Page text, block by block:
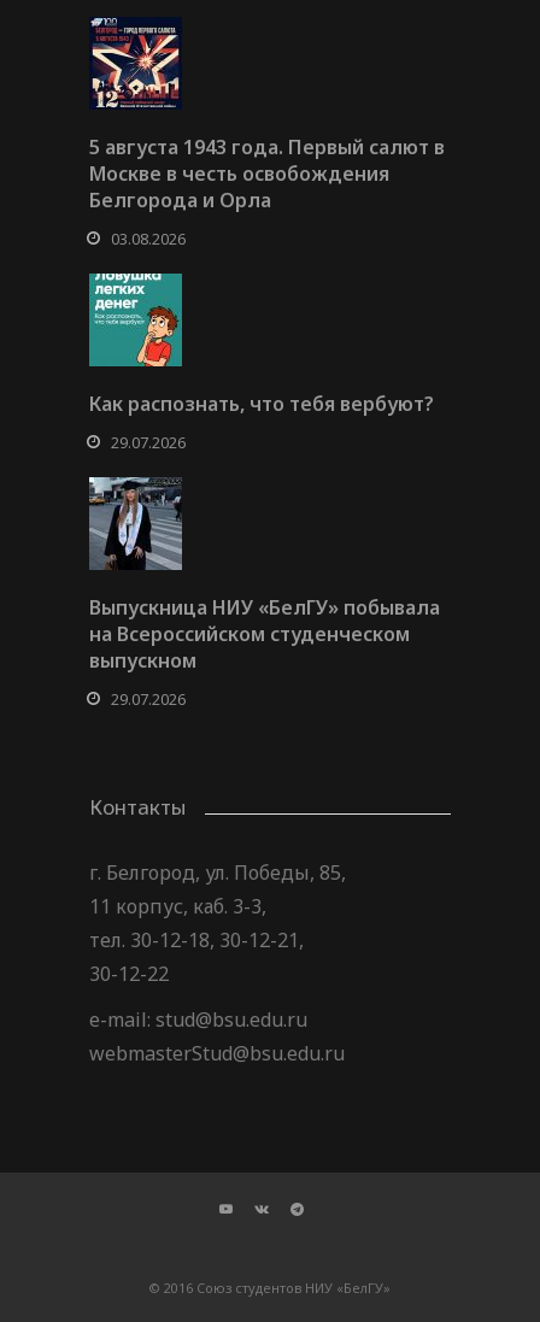
5 августа 1943 года. Первый салют в
Москве в честь освобождения
Белгорода и Орла
03.08.2026
Как распознать, что тебя вербуют?
29.07.2026
Выпускница НИУ «БелГУ» побывала
на Всероссийском студенческом
выпускном
29.07.2026
Контакты
г. Белгород, ул. Победы, 85,
11 корпус, каб. 3-3,
тел. 30-12-18, 30-12-21,
30-12-22
e-mail: stud@bsu.edu.ru
webmasterStud@bsu.edu.ru
© 2016 Союз студентов НИУ «БелГУ»